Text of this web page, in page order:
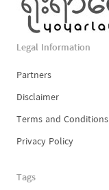
Legal Information
Partners
Disclaimer
Terms and Conditions
Privacy Policy
Tags